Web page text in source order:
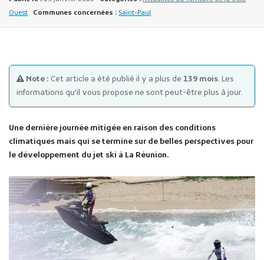
Projets financés par l'Europe
Plans d'accès
Ouest
Communes concernées : Saint-Paul
Note : Cet article a été publié il y a plus de 139 mois. Les
informations qu'il vous propose ne sont peut-être plus à jour.
Une dernière journée mitigée en raison des conditions
climatiques mais qui se termine sur de belles perspectives pour
le développement du jet ski à La Réunion.